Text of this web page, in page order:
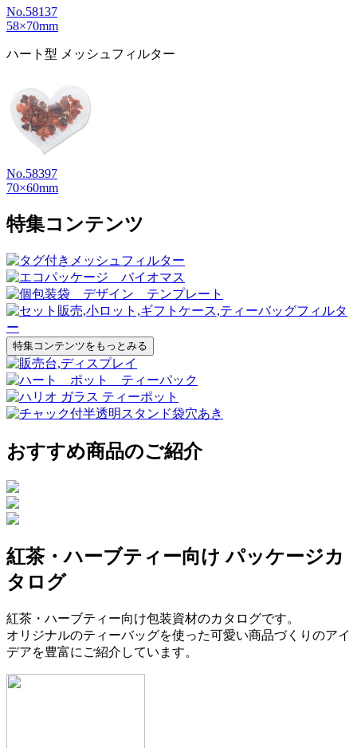
No.58137
58×70mm
ハート型 メッシュフィルター
No.58397
70×60mm
特集コンテンツ
特集コンテンツをもっとみる
おすすめ商品のご紹介
紅茶・ハーブティー向け パッケージカ
タログ
紅茶・ハーブティー向け包装資材のカタログです。
オリジナルのティーバッグを使った可愛い商品づくりのアイ
デアを豊富にご紹介しています。